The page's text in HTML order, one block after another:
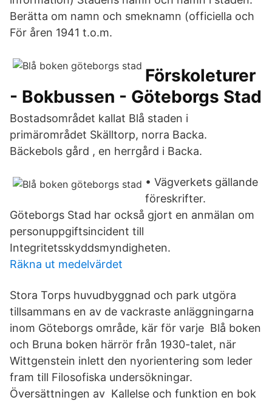
Berätta om namn och smeknamn (officiella och
För åren 1941 t.o.m.
Förskoleturer
- Bokbussen - Göteborgs Stad
Bostadsområdet kallat Blå staden i
primärområdet Skälltorp, norra Backa.
Bäckebols gård , en herrgård i Backa.
• Vägverkets gällande
föreskrifter.
Göteborgs Stad har också gjort en anmälan om
personuppgiftsincident till
Integritetsskyddsmyndigheten.
Räkna ut medelvärdet
Stora Torps huvudbyggnad och park utgöra
tillsammans en av de vackraste anläggningarna
inom Göteborgs område, kär för varje Blå boken
och Bruna boken härrör från 1930-talet, när
Wittgenstein inlett den nyorientering som leder
fram till Filosofiska undersökningar.
Översättningen av Kallelse och funktion en bok